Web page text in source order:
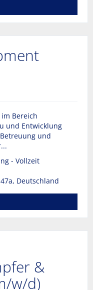
Bereich
und Entwicklung
und
- Vollzeit
Deutschland
&
w/d)